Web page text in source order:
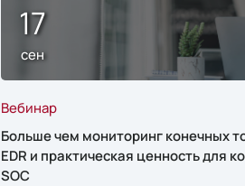
17
сен
Вебинар
Больше чем мониторинг конечных
EDR и практическая ценность для
SOC